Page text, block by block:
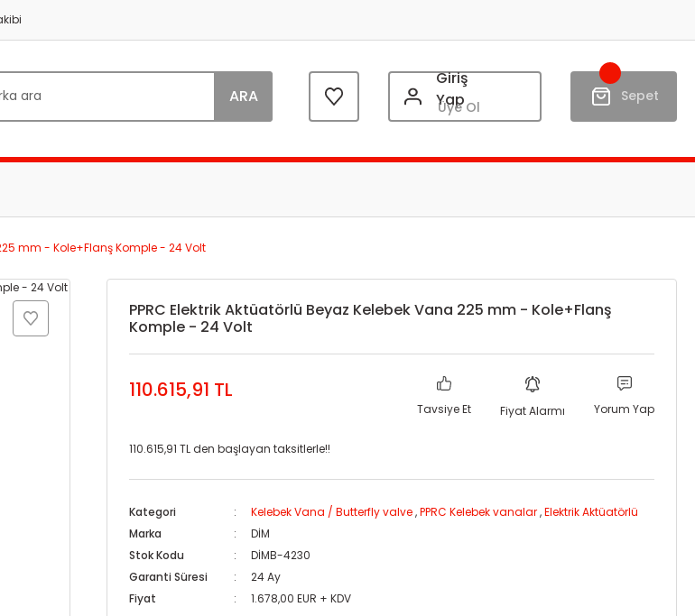
ARA
Giriş
Yap
Üye Ol
Sepet
mm - Kole+Flanş Komple - 24 Volt
PPRC Elektrik Aktüatörlü Beyaz Kelebek Vana 225 mm - Kole+Flanş
Komple - 24 Volt
110.615,91 TL
Tavsiye Et Fiyat Alarmı Yorum Yap
110.615,91 TL den başlayan taksitlerle!!
Kategori Kelebek Vana / Butterfly valve,PPRC Kelebek vanalar,Elektrik Aktüatörlü
Marka
DİM
Stok Kodu
DİMB-4230
Garanti Süresi
24 Ay
Fiyat
1.678,00 EUR + KDV